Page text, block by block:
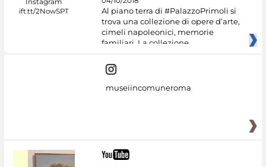
Al piano terra di #PalazzoPrimoli si
trova una collezione di opere d’arte,
cimeli napoleonici, memorie
familiari. La collezione
museiincomuneroma